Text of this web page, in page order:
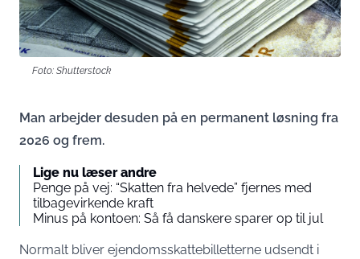
Foto: Shutterstock
Man arbejder desuden på en permanent løsning fra
2026 og frem.
Lige nu læser andre
Penge på vej: “Skatten fra helvede” fjernes med
tilbagevirkende kraft
Minus på kontoen: Så få danskere sparer op til jul
Normalt bliver ejendomsskattebilletterne udsendt i